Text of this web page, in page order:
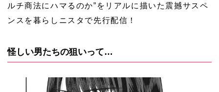
ルチ商法にハマるのか”をリアルに描いた震撼サスペ
ンスを暮らしニスタで先行配信！
怪しい男たちの狙いって…